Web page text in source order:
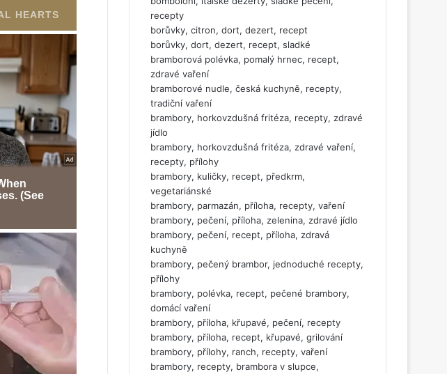
recepty
borůvky, citron, dort, dezert, recept
borůvky, dort, dezert, recept, sladké
bramborová polévka, pomalý hrnec, recept,
zdravé vaření
bramborové nudle, česká kuchyně, recepty,
tradiční vaření
brambory, horkovzdušná fritéza, recepty, zdravé
jídlo
brambory, horkovzdušná fritéza, zdravé vaření,
recepty, přílohy
brambory, kuličky, recept, předkrm,
vegetariánské
brambory, parmazán, příloha, recepty, vaření
brambory, pečení, příloha, zelenina, zdravé jídlo
brambory, pečení, recept, příloha, zdravá
kuchyně
brambory, pečený brambor, jednoduché recepty,
přílohy
brambory, polévka, recept, pečené brambory,
domácí vaření
brambory, příloha, křupavé, pečení, recepty
brambory, příloha, recept, křupavé, grilování
brambory, přílohy, ranch, recepty, vaření
brambory, recepty, brambora v slupce,